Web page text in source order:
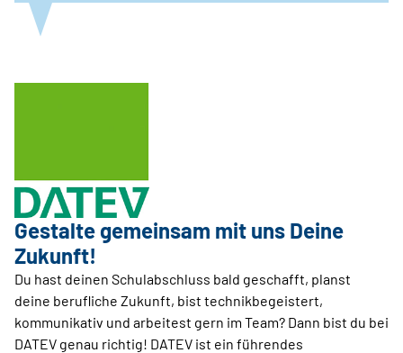
Gestalte gemeinsam mit uns Deine
Zukunft!
Du hast deinen Schulabschluss bald geschafft, planst
deine berufliche Zukunft, bist technikbegeistert,
kommunikativ und arbeitest gern im Team? Dann bist du bei
DATEV genau richtig! DATEV ist ein führendes